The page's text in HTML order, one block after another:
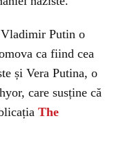
Putin o
ca fiind cea
și Vera Putina, o
care susține că
The